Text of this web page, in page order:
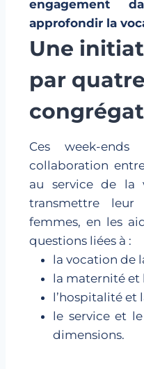
engagement
approfondir la
Une
par quatre
Ces week-
collaboration
au service de la
transmettre leur
femmes, en les
questions liées à :
la vocation de
la maternité et
l’hospitalité et
le service et
dimensions.